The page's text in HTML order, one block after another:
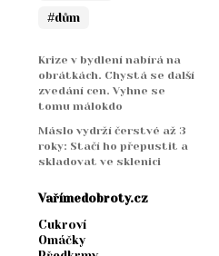
#dům
Krize v bydlení nabírá na
obrátkách. Chystá se další
zvedání cen. Vyhne se
tomu málokdo
Máslo vydrží čerstvé až 3
roky: Stačí ho přepustit a
skladovat ve sklenici
Vařímedobroty.cz
Cukroví
Omáčky